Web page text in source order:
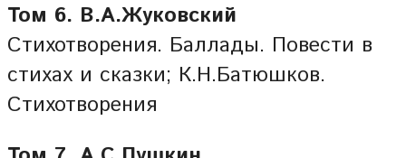
Том 6. В.А.Жуковский
Стихотворения. Баллады. Повести в
стихах и сказки; К.Н.Батюшков.
Стихотворения